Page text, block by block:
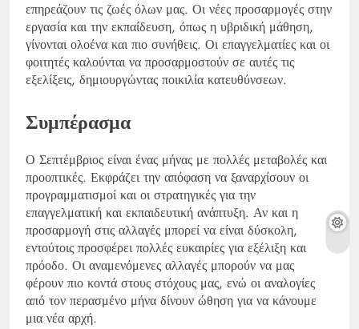
επηρεάζουν τις ζωές όλων μας. Οι νέες προσαρμογές στην
εργασία και την εκπαίδευση, όπως η υβριδική μάθηση,
γίνονται ολοένα και πιο συνήθεις. Οι επαγγελματίες και οι
φοιτητές καλούνται να προσαρμοστούν σε αυτές τις
εξελίξεις, δημιουργώντας ποικιλία κατευθύνσεων.
Συμπέρασμα
Ο Σεπτέμβριος είναι ένας μήνας με πολλές μεταβολές και
προοπτικές. Εκφράζει την απόφαση να ξαναρχίσουν οι
προγραμματισμοί και οι στρατηγικές για την
επαγγελματική και εκπαιδευτική ανάπτυξη. Αν και η
προσαρμογή στις αλλαγές μπορεί να είναι δύσκολη,
εντούτοις προσφέρει πολλές ευκαιρίες για εξέλιξη και
πρόοδο. Οι αναμενόμενες αλλαγές μπορούν να μας
φέρουν πιο κοντά στους στόχους μας, ενώ οι αναλογίες
από τον περασμένο μήνα δίνουν ώθηση για να κάνουμε
μια νέα αρχή.